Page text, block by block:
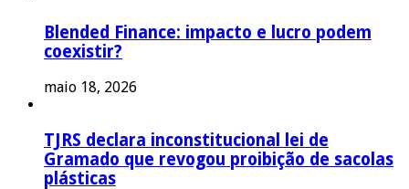
Blended Finance: impacto e lucro podem
coexistir?
maio 18, 2026
TJRS declara inconstitucional lei de
Gramado que revogou proibição de sacolas
plásticas